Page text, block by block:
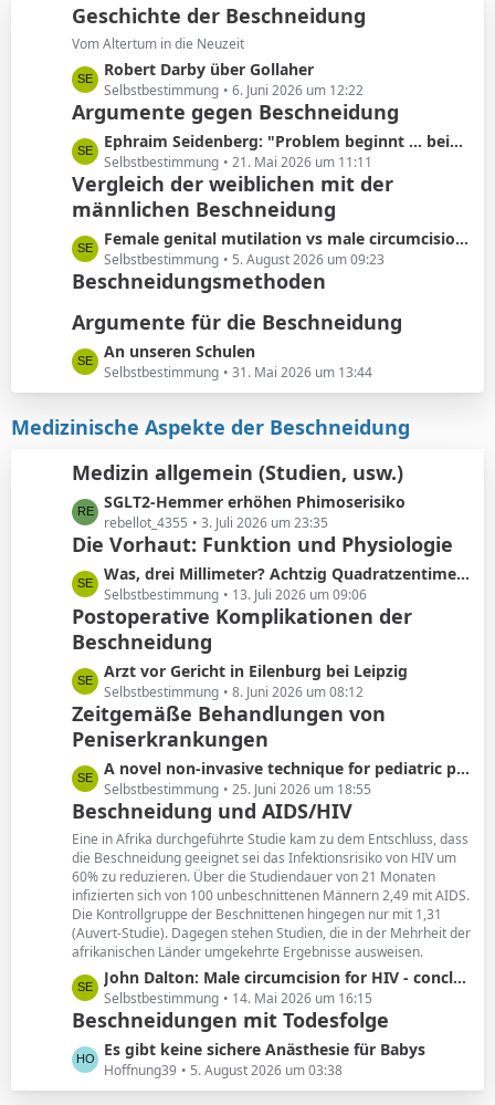
e
i
t
r
ä
g
e
Geschichte der Beschneidung
Vom Altertum in die Neuzeit
L
e
t
z
t
e
B
e
i
r
ä
g
e
Robert Darby über Gollaher
Selbstbestimmung 6. Juni 2026 um 12:22
Argumente gegen Beschneidung
L
e
t
z
e
B
e
i
r
e
Ephraim Seidenberg: "Problem beginnt ... beim Abschneiden der Vorhaut"
Selbstbestimmung 21. Mai 2026 um 11:11
Vergleich der weiblichen mit der
männlichen Beschneidung
L
e
t
t
e
B
e
i
t
ä
g
e
Female genital mutilation vs male circumcision: Understanding the differences
Selbstbestimmung 5. August 2026 um 09:23
Beschneidungsmethoden
Argumente für die Beschneidung
L
e
t
z
t
e
B
e
i
t
r
ä
g
e
An unseren Schulen
Selbstbestimmung 31. Mai 2026 um 13:44
Medizinische Aspekte der Beschneidung
Medizin allgemein (Studien, usw.)
L
e
t
z
t
e
B
e
i
r
ä
g
e
SGLT2-Hemmer erhöhen Phimoserisiko
rebellot_4355 3. Juli 2026 um 23:35
Die Vorhaut: Funktion und Physiologie
L
e
t
z
e
B
e
i
t
r
ä
g
e
Was, drei Millimeter? Achtzig Quadratzentimeter!
Selbstbestimmung 13. Juli 2026 um 09:06
Postoperative Komplikationen der
Beschneidung
L
e
t
z
e
B
e
i
t
r
ä
g
e
Arzt vor Gericht in Eilenburg bei Leipzig
Selbstbestimmung 8. Juni 2026 um 08:12
Zeitgemäße Behandlungen von
Peniserkrankungen
L
e
t
z
t
e
B
e
i
r
ä
g
e
A novel non-invasive technique for pediatric phimosis treatment
Selbstbestimmung 25. Juni 2026 um 18:55
Beschneidung und AIDS/HIV
Eine in Afrika durchgeführte Studie kam zu dem Entschluss, dass
die Beschneidung geeignet sei das Infektionsrisiko von HIV um
60% zu reduzieren. Über die Studiendauer von 21 Monaten
infizierten sich von 100 unbeschnittenen Männern 2,49 mit AIDS.
Die Kontrollgruppe der Beschnittenen hingegen nur mit 1,31
(Auvert-Studie). Dagegen stehen Studien, die in der Mehrheit der
afrikanischen Länder umgekehrte Ergebnisse ausweisen.
L
e
t
z
t
e
John Dalton: Male circumcision for HIV - conclusions sensitive to assumptions
Selbstbestimmung 14. Mai 2026 um 16:15
Beschneidungen mit Todesfolge
L
e
t
Es gibt keine sichere Anästhesie für Babys
Hoffnung39 5. August 2026 um 03:38